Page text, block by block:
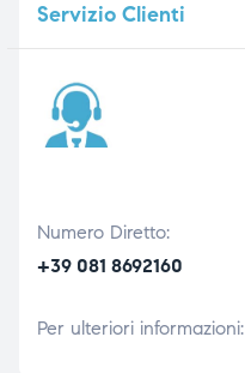
ServizioClienti
Numero Diretto:
+39 081 8692160
Per ulteriori informazioni: